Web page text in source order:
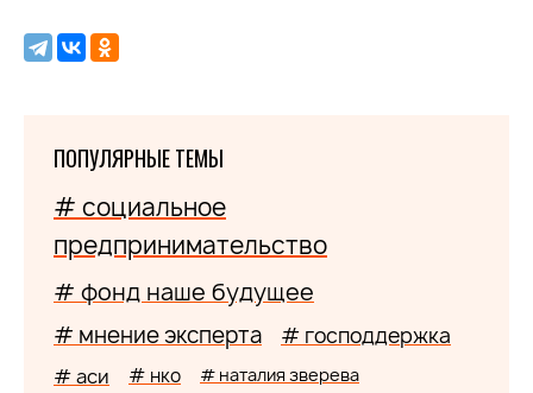
ПОПУЛЯРНЫЕ ТЕМЫ
# социальное
предпринимательство
# фонд наше будущее
# мнение эксперта # господдержка
# аси # нко # наталия зверева